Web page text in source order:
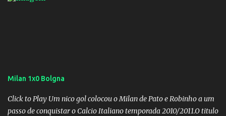
Milan 1x0 Bolgna
Click to Play Um nico gol colocou o Milan de Pato e Robinho a um
passo de conquistar o Calcio Italiano temporada 2010/2011.O titulo